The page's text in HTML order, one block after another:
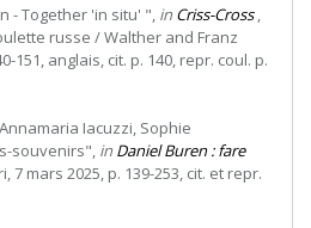
- Together 'in situ' ", in Criss-Cross,
russe / Walther and Franz
151, anglais, cit. p. 140, repr. coul. p.
Iacuzzi, Sophie
souvenirs", in Daniel Buren : fare
7 mars 2025, p. 139-253, cit. et repr.